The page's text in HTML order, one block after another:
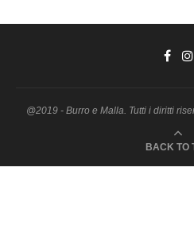
@2019 - Burro e Malla. Tutti i diritti
BACK TO